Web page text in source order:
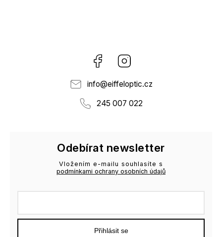
Facebook
info@eiffeloptic.cz
245 007 022
Odebírat newsletter
Vložením e-mailu souhlasíte s
podmínkami ochrany osobních údajů
Přihlásit se